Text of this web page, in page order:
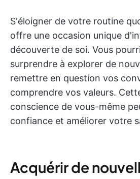
S'éloigner de votre routine
offre une occasion unique
découverte de soi. Vous
surprendre à explorer de
remettre en question vos
comprendre vos valeurs.
conscience de vous-même
confiance et améliorer votre
Acquérir de